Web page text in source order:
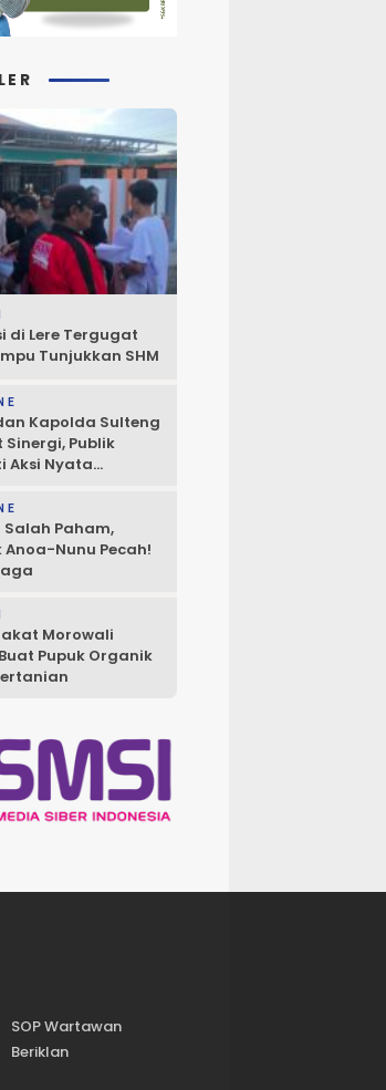
di Lere Tergugat
Tunjukkan SHM
Kapolda Sulteng
Sinergi, Publik
Aksi Nyata
Paham,
Anoa-Nunu Pecah!
Morowali
Pupuk Organik
SOP Wartawan
Beriklan